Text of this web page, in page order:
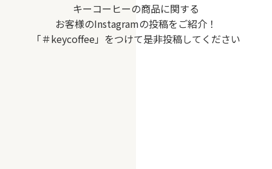
キーコーヒーの商品に関する
お客様のInstagramの投稿をご紹介！
「＃keycoffee」をつけて是非投稿してください